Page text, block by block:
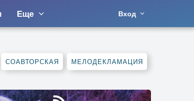
Еще Вход
СОАВТОРСКАЯ МЕЛОДЕКЛАМАЦИЯ